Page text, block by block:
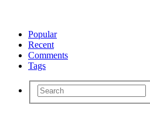
Popular
Recent
Comments
Tags